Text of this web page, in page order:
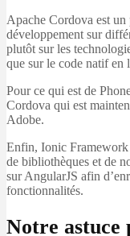
Apache Cordova est
développement sur
plutôt sur les
que sur le code natif en
Pour ce qui est de
Cordova qui est
Adobe.
Enfin, Ionic Framework
de bibliothèques et de
sur AngularJS afin
fonctionnalités.
Notre astuce